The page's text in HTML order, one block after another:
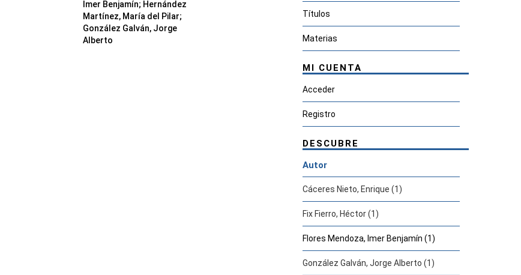
Imer Benjamín; Hernández
Martínez, María del Pilar;
González Galván, Jorge
Alberto
Títulos
Materias
MI CUENTA
Acceder
Registro
DESCUBRE
Autor
Cáceres Nieto, Enrique (1)
Fix Fierro, Héctor (1)
Flores Mendoza, Imer Benjamín (1)
González Galván, Jorge Alberto (1)